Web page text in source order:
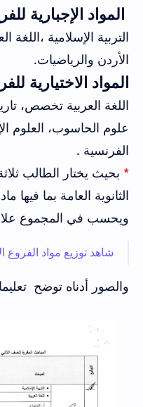
المواد الإجبارية
التربية الإسلامية ،اللغة
الأردن والرياضيات.
المواد الاختيارية
اللغة العربية تخصص،
علوم الحاسوب، العلوم
الفرنسية .
* بحيث يختار الطالب
الثانوية العامة بما فيها
ويحسب في المجموع
شاهد توزيع مواد الفروع
والصور أدناه توضح